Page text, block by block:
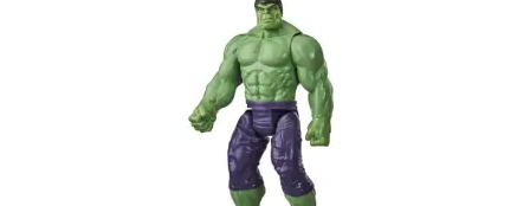
Adicionar